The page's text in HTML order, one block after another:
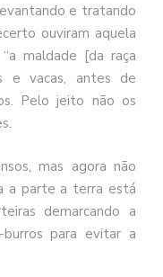
e tratando
ouviram aquela
maldade [da raça
e vacas, antes de
Pelo jeito não os
mas agora não
a parte a terra está
demarcando a
para evitar a